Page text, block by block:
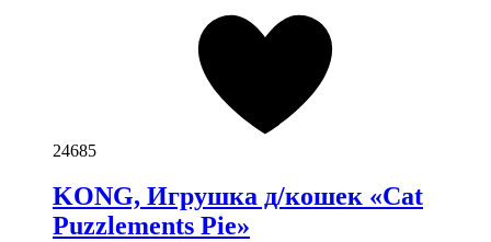
24685
KONG, Игрушка д/кошек «Cat
Puzzlements Pie»